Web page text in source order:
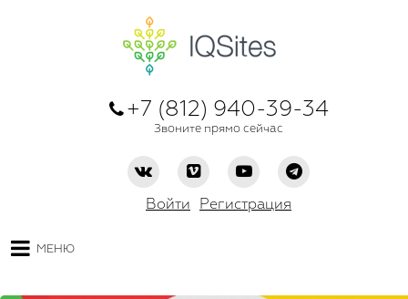
+7 (812) 940-39-34
Звоните прямо сейчас
Войти Регистрация
МЕНЮ